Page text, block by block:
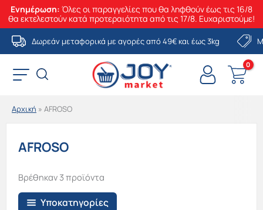
Ενημέρωση: Όλες οι παραγγελίες που θα ληφθούν έως τις 16/8
θα εκτελεστούν κατά προτεραιότητα από τις 17/8. Ευχαριστούμε!
Μετάβαση
στο
περιεχόμενο
Δωρεάν μεταφορικά με αγορές από 49€ και έως 3kg
Αρχική » AFROSO
AFROSO
Υποκατηγορίες
Βρέθηκαν 3 προϊόντα